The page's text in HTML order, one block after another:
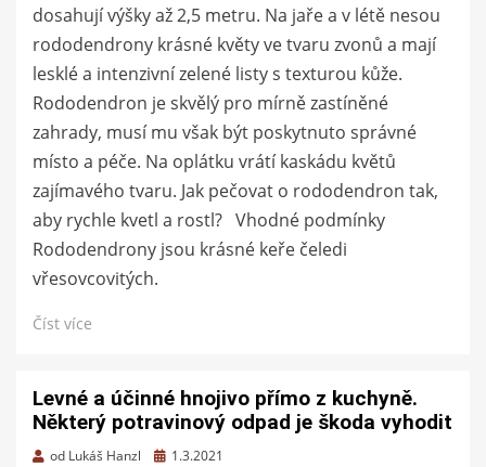
dosahují výšky až 2,5 metru. Na jaře a v létě nesou
rododendrony krásné květy ve tvaru zvonů a mají
lesklé a intenzivní zelené listy s texturou kůže.
Rododendron je skvělý pro mírně zastíněné
zahrady, musí mu však být poskytnuto správné
místo a péče. Na oplátku vrátí kaskádu květů
zajímavého tvaru. Jak pečovat o rododendron tak,
aby rychle kvetl a rostl? Vhodné podmínky
Rododendrony jsou krásné keře čeledi
vřesovcovitých.
Číst více
Levné a účinné hnojivo přímo z kuchyně.
Některý potravinový odpad je škoda vyhodit
od Lukáš Hanzl
Zveřejněno
1.3.2021